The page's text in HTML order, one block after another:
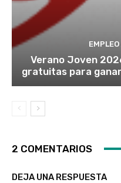
Verano Joven
gratuitas para
2 COMENTARIOS
DEJA UNA RESPUESTA